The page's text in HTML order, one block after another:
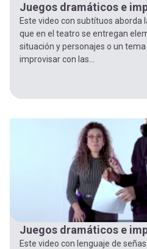
Juegos dramáticos e
Este video con subtítuos aborda
que en el teatro se entregan
situación y personajes o un
improvisar con las...
Juegos dramáticos e
Este video con lenguaje de